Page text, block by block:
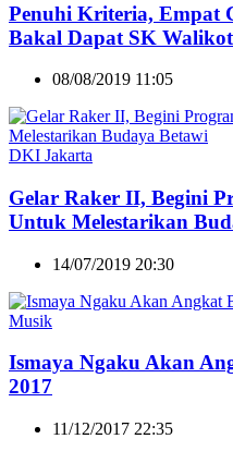
Penuhi Kriteria, Empat
Bakal Dapat SK
08/08/2019 11:05
DKI Jakarta
Gelar Raker II, Begini
Untuk Melestarikan
14/07/2019 20:30
Musik
Ismaya Ngaku Akan
2017
11/12/2017 22:35